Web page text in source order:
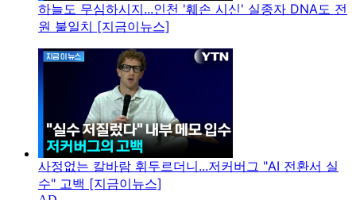
하늘도 무심하시지...인천 '훼손 시신' 실종자 DNA도 전
원 불일치 [지금이뉴스]
사정없는 칼바람 휘두르더니...저커버그 "AI 전환서 실
수" 고백 [지금이뉴스]